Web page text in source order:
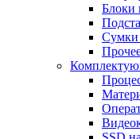
Блоки
Сумки